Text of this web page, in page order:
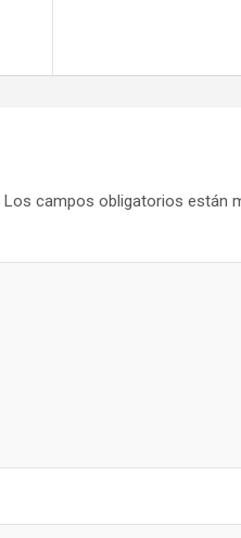
Los campos obligatorios están